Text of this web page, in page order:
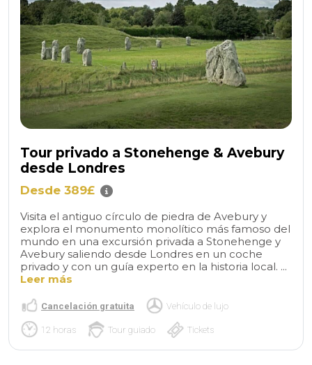
Tour privado a Stonehenge & Avebury
desde Londres
Desde 389£
Visita el antiguo círculo de piedra de Avebury y
explora el monumento monolítico más famoso del
mundo en una excursión privada a Stonehenge y
Avebury saliendo desde Londres en un coche
privado y con un guía experto en la historia local. ...
Leer más
Cancelación gratuita Vehículo de lujo
12 horas Tour guiado Tickets